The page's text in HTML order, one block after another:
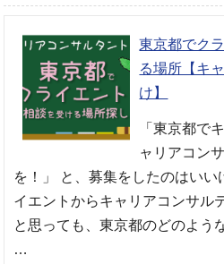
東京都でク
る場所【キ
け】
「東京都で
ャリアコン
を！」 と、募集をしたのはいい
イエントからキャリアコンサル
と思っても、東京都のどのよう
…